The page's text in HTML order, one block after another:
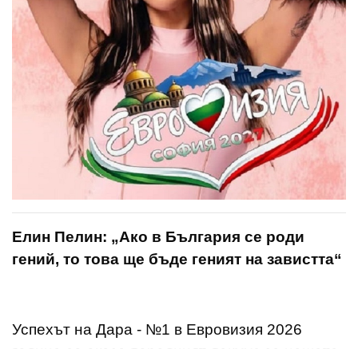
Елин Пелин: „Ако в България се роди
гений, то това ще бъде геният на завистта“
Успехът на Дара - №1 в Евровизия 2026